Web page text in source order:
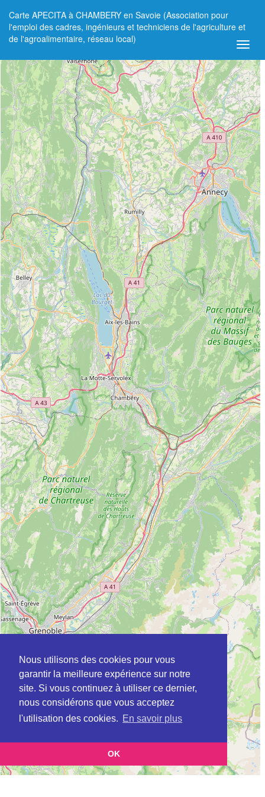
Nous utilisons des cookies pour vous
garantir la meilleure expérience sur notre
site. Si vous continuez à utiliser ce dernier,
nous considérons que vous acceptez
l'utilisation des cookies. En savoir plus
OK
Carte APECITA à CHAMBERY en Savoie (Association pour
l'emploi des cadres, ingénieurs et techniciens de l'agriculture et
de l'agroalimentaire, réseau local)
+
−